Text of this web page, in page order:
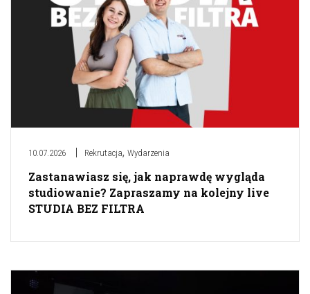
10.07.2026 Rekrutacja, Wydarzenia
Zastanawiasz się, jak naprawdę wygląda
studiowanie? Zapraszamy na kolejny live
STUDIA BEZ FILTRA